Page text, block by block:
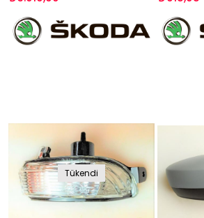
Tükendi